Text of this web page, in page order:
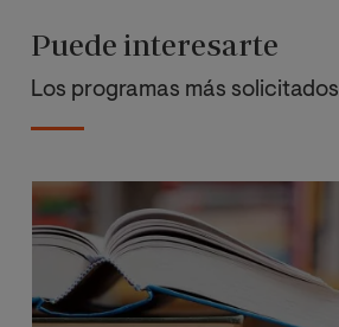
Puede interesarte
Los programas más solicitados